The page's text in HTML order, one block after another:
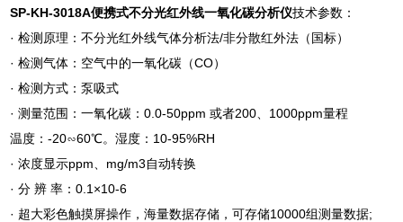
SP-KH-3018A便携式不分光红外线一氧化碳分析仪技术参数：
· 检测原理：不分光红外线气体分析法/非分散红外法（国标）
· 检测气体：空气中的一氧化碳（CO）
· 检测方式：泵吸式
· 测量范围：一氧化碳：0.0-50ppm 或者200、1000ppm量程
温度：-20∽60℃。湿度：10-95%RH
· 浓度显示ppm、mg/m3自动转换
· 分 辨 率：0.1×10-6
· 超大彩色触摸屏操作，海量数据存储，可存储10000组测量数据;